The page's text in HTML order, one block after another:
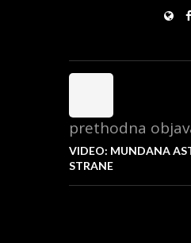
prethodna
VIDEO: MUNDANA
STRANE